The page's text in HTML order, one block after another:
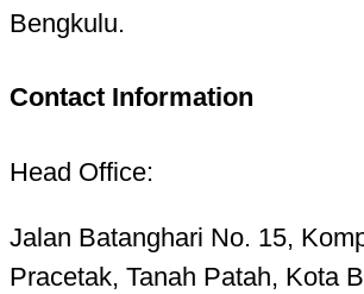
Bengkulu.
Contact Information
Head Office:
Jalan Batanghari No. 15,
Pracetak, Tanah Patah, Kota